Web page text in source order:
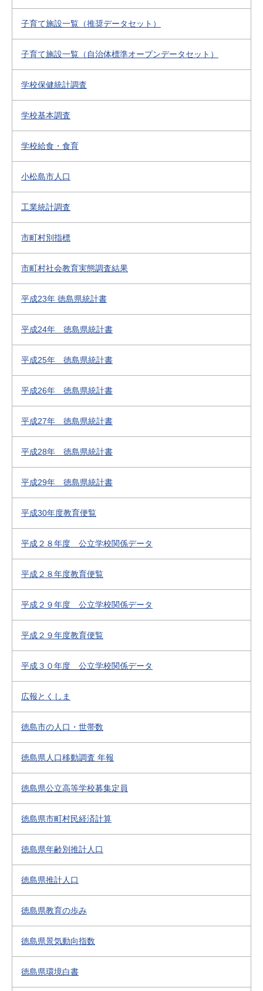
子育て施設一覧（推奨データセット）
子育て施設一覧（自治体標準オープンデータセット）
学校保健統計調査
学校基本調査
学校給食・食育
小松島市人口
工業統計調査
市町村別指標
市町村社会教育実態調査結果
平成23年 徳島県統計書
平成24年 徳島県統計書
平成25年 徳島県統計書
平成26年 徳島県統計書
平成27年 徳島県統計書
平成28年 徳島県統計書
平成29年 徳島県統計書
平成30年度教育便覧
平成２８年度 公立学校関係データ
平成２８年度教育便覧
平成２９年度 公立学校関係データ
平成２９年度教育便覧
平成３０年度 公立学校関係データ
広報とくしま
徳島市の人口・世帯数
徳島県人口移動調査 年報
徳島県公立高等学校募集定員
徳島県市町村民経済計算
徳島県年齢別推計人口
徳島県推計人口
徳島県教育の歩み
徳島県景気動向指数
徳島県環境白書